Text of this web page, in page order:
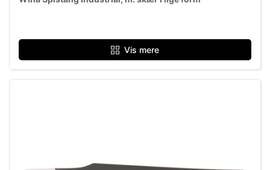
Vis mere